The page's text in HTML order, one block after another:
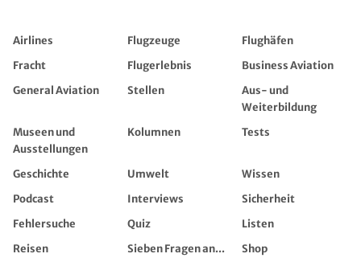
Airlines Flugzeuge
Flughäfen
Fracht
Flugerlebnis
Business Aviation
General Aviation
Stellen
Aus- und
Weiterbildung
Museen und
Ausstellungen
Kolumnen Tests
Geschichte Umwelt
Wissen
Podcast
Interviews
Sicherheit
Fehlersuche
Quiz
Listen
Reisen
Sieben Fragen an...
Shop